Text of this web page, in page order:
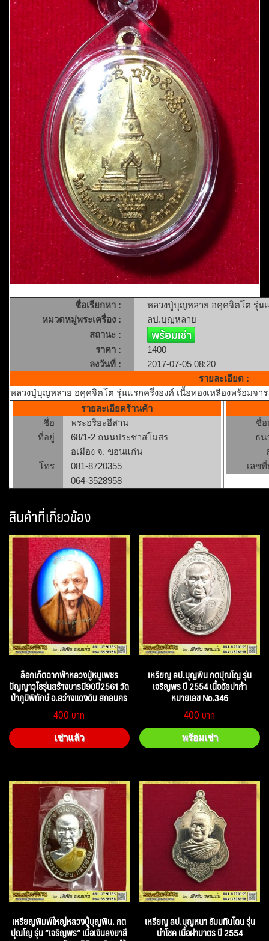
ชื่อเรียกหา :
หลวงปู่บุญหลาย อคุคจิตโต รุ่นแ
หมวดหมู่พระเครื่อง :
ลป.บุญหลาย
สถานะ :
ราคา :
1400
ลงวันที่ :
2017-07-05 08:20
รายละเอียด :
หลวงปู่บุญหลาย อคุคจิตโต รุ่นแรกครึ่งองค์ เนื้อทองเหลืองพร้อมจาร
รายละเอียดร้านค้า
ชื่อ
พระอริยะอีสาน
ที่อยู่
68/1-2 ถนนประชาสโมสร
อเมือง จ. ขอนแก่น
โทร
081-8720355
064-3528958
ชื่
ธน
เลข
สินค้าที่เกี่ยวข้อง
ล็อกเก็ตฉากฟ้าหลวงปู่หนูเพชร
ปัญญาวุโธรุ่นสร้างบารมี90ปี2561 วัด
ป่าภูมิพิทักษ์ อ.สว่างแดงดิน สกลนคร
400
เช่าแล้ว
เหรียญ ลป.บุญพิน กตปุณโญ รุ่น
เจริญพร ปี 2554 เนื้ออัลปาก้า
หมายเลข No.346
400
พร้อมเช่า
เหรียญพิมพ์ใหญ่หลวงปู่บุญพิน. กต
ปุณโญ รุ่น “เจริญพร” เนื้อเงินลงยาสี
เหรียญ ลป.บุญหนา ธัมมทินโดน รุ่น
นำโชค เนื้อฝาบาตร ปี 2554